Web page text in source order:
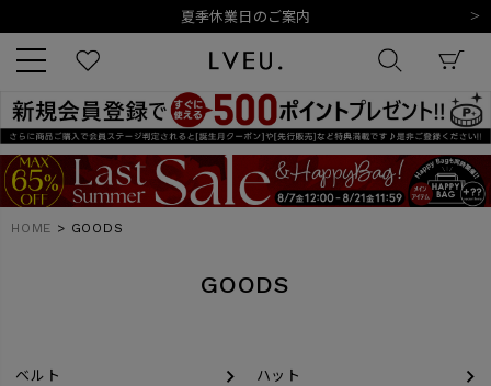
夏季休業日のご案内
10,000円以上ご購入で送料無料
夏季休業日のご案内
令和8年熊本地震の影響によるお荷物のお届けについて
キーワード
HOME GOODS
GOODS
ベルト ハット